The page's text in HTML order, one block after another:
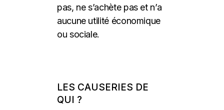
pas, ne s’achète pas et n’a
aucune utilité économique
ou sociale.
LES CAUSERIES DE
QUI ?